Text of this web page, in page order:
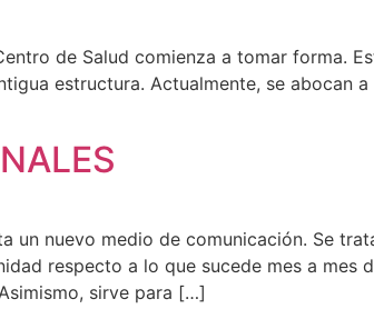
de Salud comienza a tomar forma.
estructura. Actualmente, se
un nuevo medio de comunicación. Se
respecto a lo que sucede mes a
sirve para […]